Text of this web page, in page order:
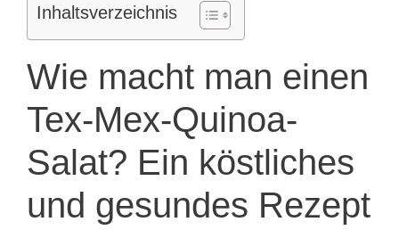
Inhaltsverzeichnis
Wie macht man einen
Tex-Mex-Quinoa-
Salat? Ein köstliches
und gesundes Rezept